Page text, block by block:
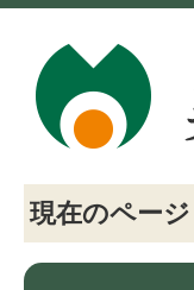
現在のページ